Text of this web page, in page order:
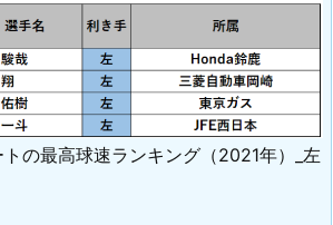
トの最高球速ランキング（2021年）_左